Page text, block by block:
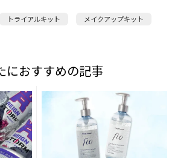
トライアルキット メイクアップキット
におすすめの記事